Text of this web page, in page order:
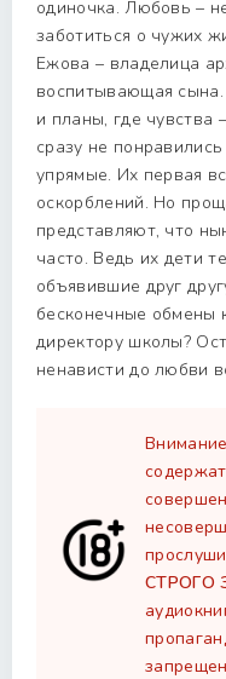
одиночка. Любовь –
заботиться о чужих
Ежова – владелица
воспитывающая
и планы, где чувства
сразу не
упрямые. Их первая
оскорблений. Но
представляют, что
часто. Ведь их дети
объявившие друг
бесконечные обмены
директору школы?
ненависти до любви
СТРОГО